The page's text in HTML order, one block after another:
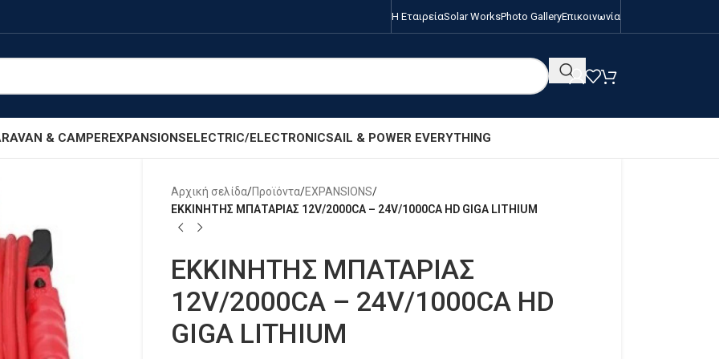
Η ΕταιρείαSolar WorksPhoto GalleryΕπικοινωνία
& CAMPEREXPANSIONSELECTRIC/ELECTRONICSAIL & POWER EVERYTHING
Αρχική σελίδα/Προϊόντα/EXPANSIONS/
ΕΚΚΙΝΗΤΗΣ ΜΠΑΤΑΡΙΑΣ 12V/2000CA – 24V/1000CA HD GIGA LITHIUM
ΕΚΚΙΝΗΤΗΣ ΜΠΑΤΑΡΙΑΣ
12V/2000CA – 24V/1000CA HD
GIGA LITHIUM